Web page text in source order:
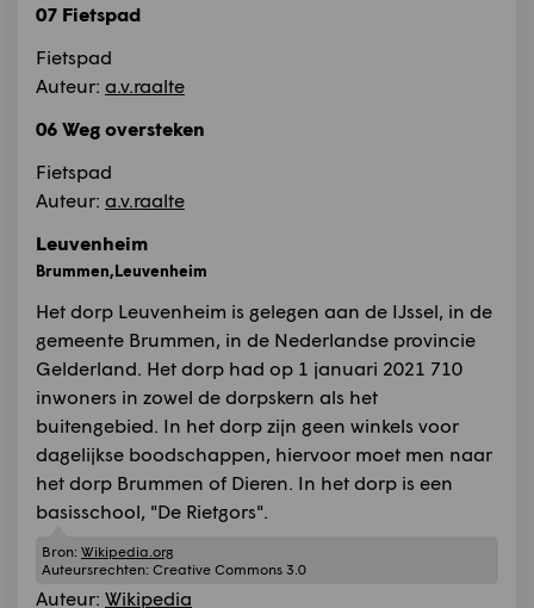
07 Fietspad
Fietspad
Auteur: a.v.raalte
06 Weg oversteken
Fietspad
Auteur: a.v.raalte
Leuvenheim
Brummen,Leuvenheim
Het dorp Leuvenheim is gelegen aan de IJssel, in de
gemeente Brummen, in de Nederlandse provincie
Gelderland. Het dorp had op 1 januari 2021 710
inwoners in zowel de dorpskern als het
buitengebied. In het dorp zijn geen winkels voor
dagelijkse boodschappen, hiervoor moet men naar
het dorp Brummen of Dieren. In het dorp is een
basisschool, "De Rietgors".
Bron: Wikipedia.org
Auteursrechten: Creative Commons 3.0
Auteur: Wikipedia